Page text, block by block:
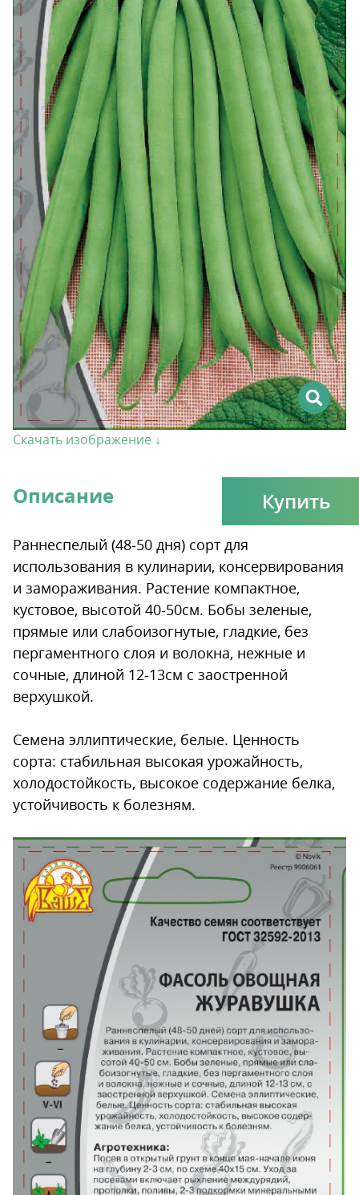
Скачать изображение ↓
Купить
Описание
Раннеспелый (48-50 дня) сорт для
использования в кулинарии, консервирования
и замораживания. Растение компактное,
кустовое, высотой 40-50см. Бобы зеленые,
прямые или слабоизогнутые, гладкие, без
пергаментного слоя и волокна, нежные и
сочные, длиной 12-13см с заостренной
верхушкой.
Семена эллиптические, белые. Ценность
сорта: стабильная высокая урожайность,
холодостойкость, высокое содержание белка,
устойчивость к болезням.